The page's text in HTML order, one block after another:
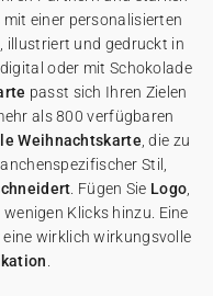
einer personalisierten
, illustriert und gedruckt in
oder mit Schokolade
passt sich Ihren Zielen
als 800 verfügbaren
Weihnachtskarte , die zu
Stil,
. Fügen Sie Logo
wenigen Klicks hinzu. Eine
wirklich wirkungsvolle